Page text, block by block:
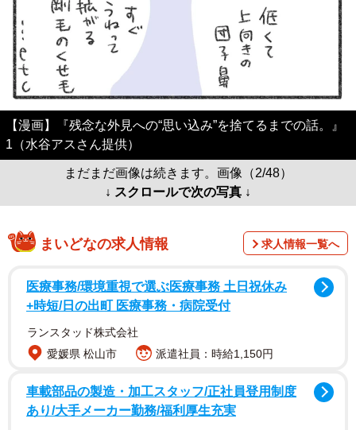
【漫画】『残念な外見への“思い込み”を捨てるまでの話。』
1（水谷アスさん提供）
まだまだ画像は続きます。画像（2/48）
↓ スクロールで次の写真 ↓
まいどなの求人情報 求人情報一覧へ
医療事務/環境重視で選ぶ医療事務 土日祝休み
+時短/日の出町 医療事務・病院受付
ランスタッド株式会社
愛媛県 松山市
派遣社員：時給1,150円
車載部品の製造・加工スタッフ/正社員登用制度
あり/大手メーカー勤務/福利厚生充実